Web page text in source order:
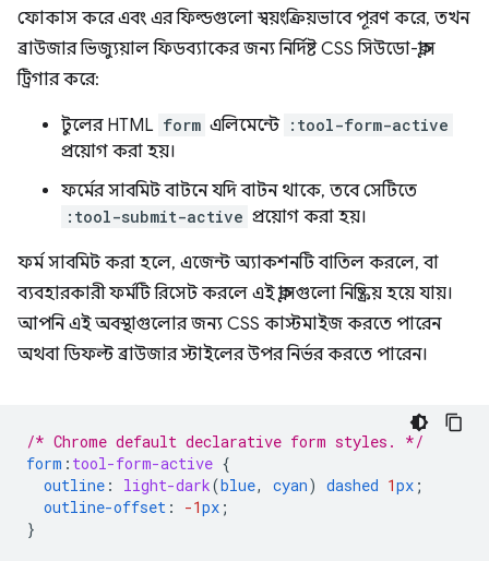
ফোকাস করে এবং এর ফিল্ডগুলো স্বয়ংক্রিয়ভাবে পূরণ করে, তখন
ব্রাউজার ভিজ্যুয়াল ফিডব্যাকের জন্য নির্দিষ্ট CSS সিউডো-ক্লাস
ট্রিগার করে:
টুলের HTML form এলিমেন্টে :tool-form-active
প্রয়োগ করা হয়।
ফর্মের সাবমিট বাটনে যদি বাটন থাকে, তবে সেটিতে
:tool-submit-active প্রয়োগ করা হয়।
ফর্ম সাবমিট করা হলে, এজেন্ট অ্যাকশনটি বাতিল করলে, বা
ব্যবহারকারী ফর্মটি রিসেট করলে এই ক্লাসগুলো নিষ্ক্রিয় হয়ে যায়।
আপনি এই অবস্থাগুলোর জন্য CSS কাস্টমাইজ করতে পারেন
অথবা ডিফল্ট ব্রাউজার স্টাইলের উপর নির্ভর করতে পারেন।
/* Chrome default declarative form styles. */
form : tool-form-active {
outline : light-dark(blue, cyan) dashed 1px ;
outline-offset : -1px ;
}